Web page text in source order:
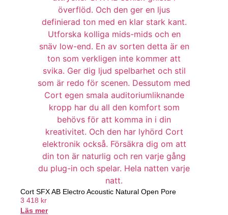
Cort SFX AB Electro Acoustic Natural Open Pore
3 418 kr
Läs mer